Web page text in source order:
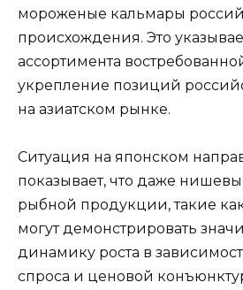
мороженые кальмары
происхождения. Это
ассортимента
укрепление позиций
на азиатском рынке.
Ситуация на японском
показывает, что даже
рыбной продукции, такие
могут демонстрировать
динамику роста в
спроса и ценовой